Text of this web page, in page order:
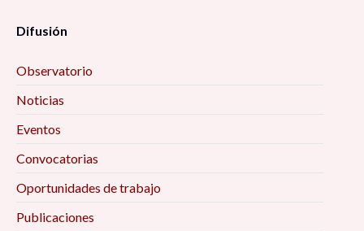
Difusión
Observatorio
Noticias
Eventos
Convocatorias
Oportunidades de trabajo
Publicaciones